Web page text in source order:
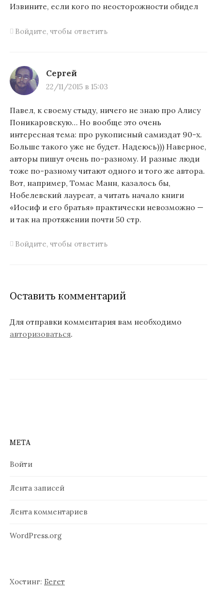
Извините, если кого по неосторожности обидел
Войдите, чтобы ответить
Сергей
22/11/2015 в 15:03
Павел, к своему стыду, ничего не знаю про Алису
Поникаровскую… Но вообще это очень
интересная тема: про рукописный самиздат 90-х.
Больше такого уже не будет. Надеюсь))) Наверное,
авторы пишут очень по-разному. И разные люди
тоже по-разному читают одного и того же автора.
Вот, например, Томас Манн, казалось бы,
Нобелевский лауреат, а читать начало книги
«Иосиф и его братья» практически невозможно —
и так на протяжении почти 50 стр.
Войдите, чтобы ответить
Оставить комментарий
Для отправки комментария вам необходимо
авторизоваться.
МЕТА
Войти
Лента записей
Лента комментариев
WordPress.org
Хостинг: Бегет